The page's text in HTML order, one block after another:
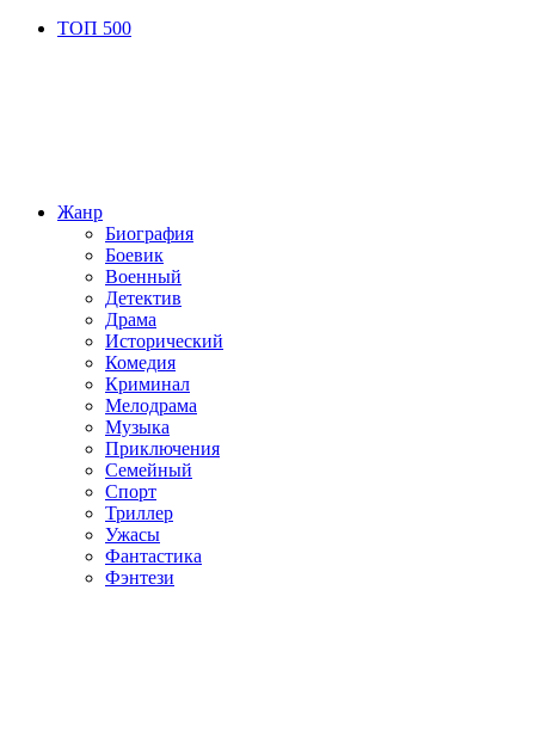
ТОП 500
Жанр
Биография
Боевик
Военный
Детектив
Драма
Исторический
Комедия
Криминал
Мелодрама
Музыка
Приключения
Семейный
Спорт
Триллер
Ужасы
Фантастика
Фэнтези